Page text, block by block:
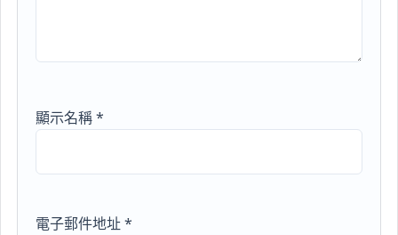
顯示名稱*
電子郵件地址*